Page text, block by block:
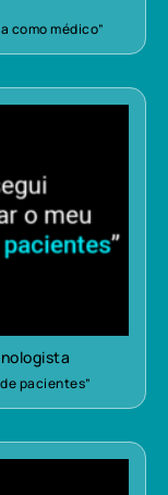
como médico”
pacientes”